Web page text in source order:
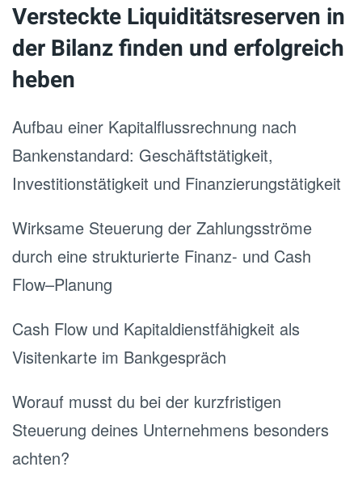
Versteckte Liquiditätsreserven in
der Bilanz finden und erfolgreich
heben
Aufbau einer Kapitalflussrechnung nach
Bankenstandard: Geschäftstätigkeit,
Investitionstätigkeit und Finanzierungstätigkeit
Wirksame Steuerung der Zahlungsströme
durch eine strukturierte Finanz- und Cash
Flow–Planung
Cash Flow und Kapitaldienstfähigkeit als
Visitenkarte im Bankgespräch
Worauf musst du bei der kurzfristigen
Steuerung deines Unternehmens besonders
achten?